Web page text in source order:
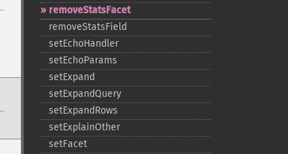
removeStatsFacet
removeStatsField
setEchoHandler
setEchoParams
setExpand
setExpandQuery
setExpandRows
setExplainOther
setFacet